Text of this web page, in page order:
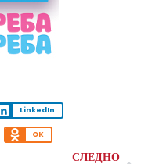
LinkedIn
OK
СЛЕДНО